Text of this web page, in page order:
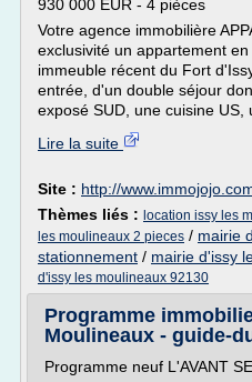
930 000 EUR - 4 pièces
Votre agence immobilière
exclusivité un appartement
immeuble récent du Fort
entrée, d'un double séjour
exposé SUD, une cuisine US,
Lire la suite
Site : http://
Thèmes liés : location issy les
les moulineaux 2 pieces / mairie
stationnement / mairie d'issy
d'issy les moulineaux 92130
Programme
Moulineaux - guide-
Programme neuf L'AVANT